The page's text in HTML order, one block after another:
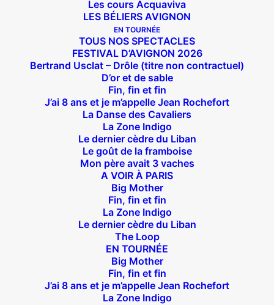
Les cours Acquaviva
LES BÉLIERS AVIGNON
EN TOURNÉE
TOUS NOS SPECTACLES
FESTIVAL D’AVIGNON 2026
Bertrand Usclat – Drôle (titre non contractuel)
D’or et de sable
Fin, fin et fin
J’ai 8 ans et je m’appelle Jean Rochefort
La Danse des Cavaliers
La Zone Indigo
Le dernier cèdre du Liban
Le goût de la framboise
Mon père avait 3 vaches
A VOIR À PARIS
Big Mother
Fin, fin et fin
La Zone Indigo
Le dernier cèdre du Liban
The Loop
EN TOURNÉE
Big Mother
Fin, fin et fin
J’ai 8 ans et je m’appelle Jean Rochefort
La Zone Indigo
Suivez nous !